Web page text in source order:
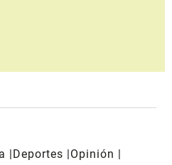
Deportes
Opinión